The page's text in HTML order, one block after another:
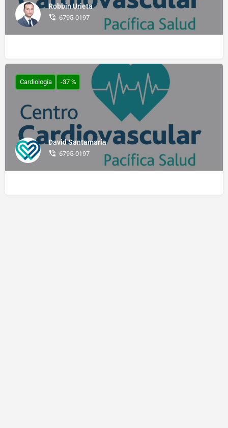
Robbin Urieta
6795-0197
David Santamaría
6795-0197
Cardiología -37 %